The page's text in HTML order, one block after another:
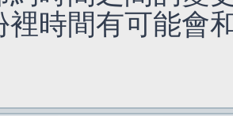
裡時間有可能會